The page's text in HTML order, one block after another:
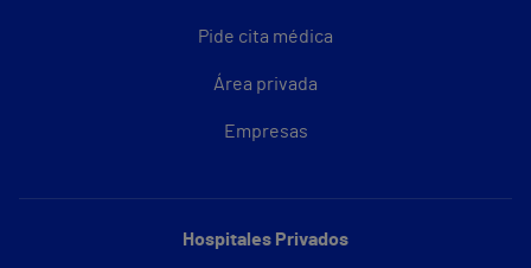
Pide cita médica
Área privada
Empresas
Hospitales Privados